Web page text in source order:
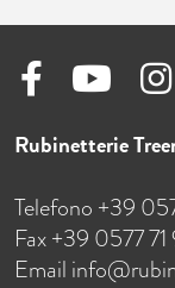
Rubinetterie
Telefono +39
Fax +39 0577
Email